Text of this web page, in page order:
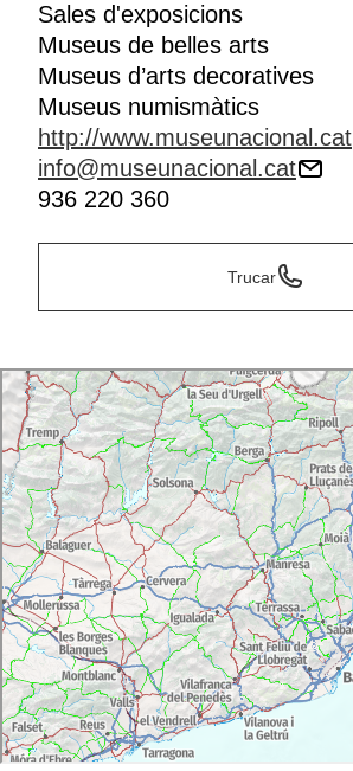
Sales d'exposicions
Museus de belles arts
Museus d’arts decoratives
Museus numismàtics
http://www.museunacional.cat
info@museunacional.cat
936 220 360
Trucar